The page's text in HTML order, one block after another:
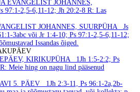
EVANGELIST JOHANNES,
97:1-2,5-6,11-12; Jh 20:2-8 R: Las
JOHANNES, SUURPÜHA
Js
3abc või Jr 1:4-10; Ps 97:1-2,5-6,11-12;
Issandas õiged.
KIRIKUPÜHA
1Jh 1:5-2:2; Ps
R: Meie hing on nagu lind pääsenud
5. PÄEV
1Jh 2:3-11, Ps 96:1-2a,2b-